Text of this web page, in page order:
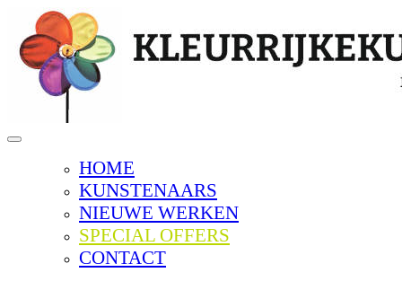
Toggle
HOME
KUNSTENAARS
NIEUWE WERKEN
SPECIAL OFFERS
CONTACT